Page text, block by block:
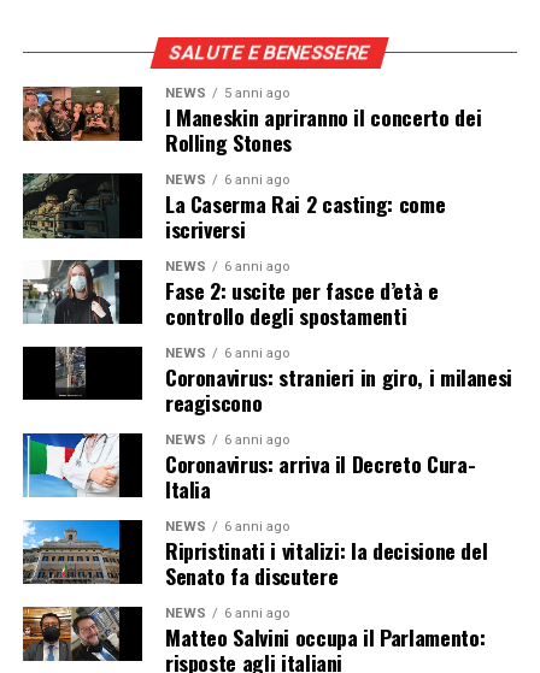
SALUTE E BENESSERE
NEWS 5 anni ago
I Maneskin apriranno il concerto dei
Rolling Stones
NEWS 6 anni ago
La Caserma Rai 2 casting: come
iscriversi
NEWS 6 anni ago
Fase 2: uscite per fasce d’età e
controllo degli spostamenti
NEWS 6 anni ago
Coronavirus: stranieri in giro, i milanesi
reagiscono
NEWS 6 anni ago
Coronavirus: arriva il Decreto Cura-
Italia
NEWS 6 anni ago
Ripristinati i vitalizi: la decisione del
Senato fa discutere
NEWS 6 anni ago
Matteo Salvini occupa il Parlamento:
risposte agli italiani